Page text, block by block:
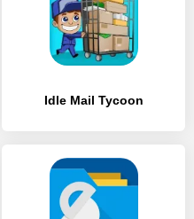
Idle Mail Tycoon